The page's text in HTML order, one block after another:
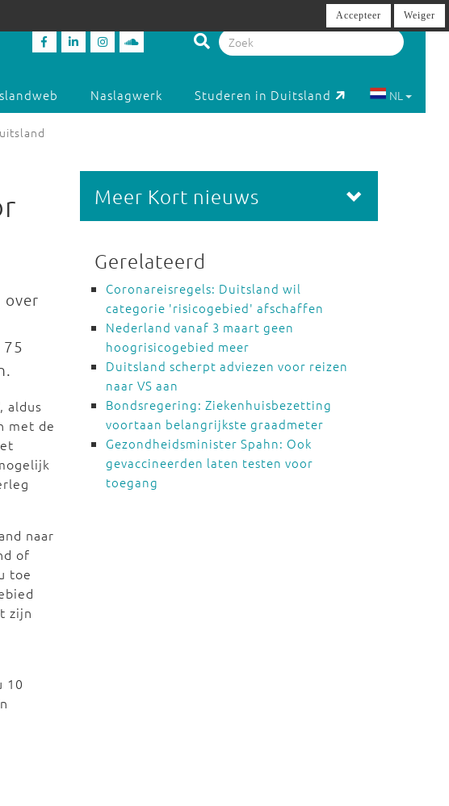
Naslagwerk Studeren in Duitsland NL
over
aldus
met de
naar
of
toe
zijn
10
Meer Kort nieuws
Gerelateerd
Coronareisregels: Duitsland wil
categorie 'risicogebied' afschaffen
Nederland vanaf 3 maart geen
hoogrisicogebied meer
Duitsland scherpt adviezen voor reizen
naar VS aan
Bondsregering: Ziekenhuisbezetting
voortaan belangrijkste graadmeter
Gezondheidsminister Spahn: Ook
gevaccineerden laten testen voor
toegang
Accepteer Weiger